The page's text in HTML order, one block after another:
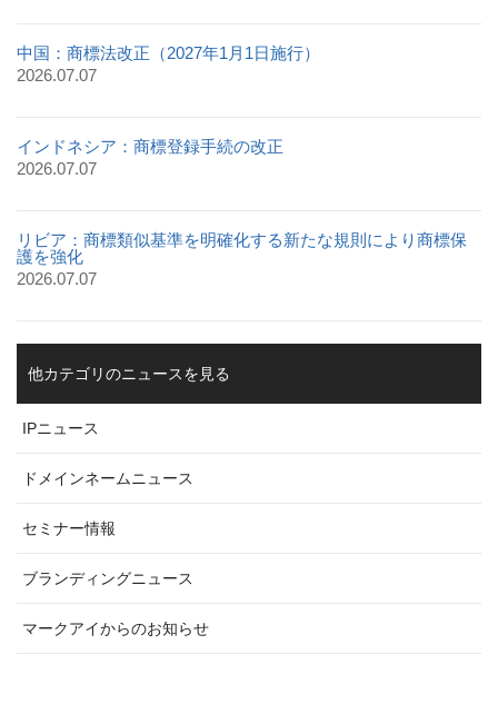
中国：商標法改正（2027年1月1日施行）
2026.07.07
インドネシア：商標登録手続の改正
2026.07.07
リビア：商標類似基準を明確化する新たな規則により商標保
護を強化
2026.07.07
他カテゴリのニュースを見る
IPニュース
ドメインネームニュース
セミナー情報
ブランディングニュース
マークアイからのお知らせ